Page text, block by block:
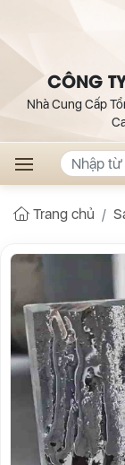
CÔNG
Nhà Cung Cấp
Trang chủ